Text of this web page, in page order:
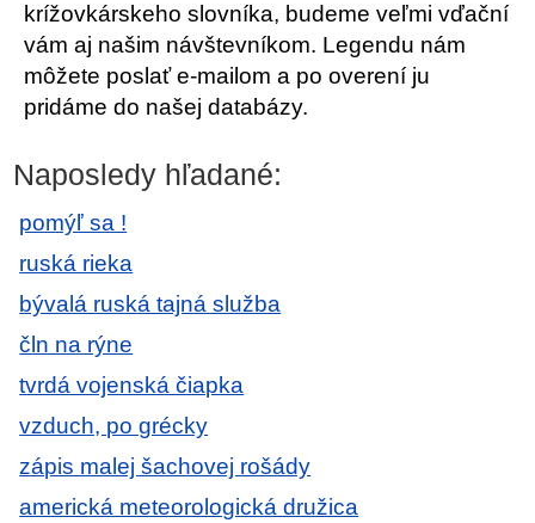
krížovkárskeho slovníka, budeme veľmi vďační
vám aj našim návštevníkom. Legendu nám
môžete poslať e-mailom a po overení ju
pridáme do našej databázy.
Naposledy hľadané:
pomýľ sa !
ruská rieka
bývalá ruská tajná služba
čln na rýne
tvrdá vojenská čiapka
vzduch, po grécky
zápis malej šachovej rošády
americká meteorologická družica